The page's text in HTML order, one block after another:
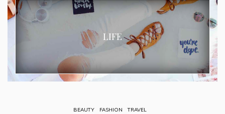
LIFE
BEAUTY FASHION TRAVEL